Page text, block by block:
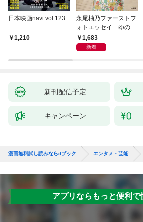
日本映画navi vol.123
1,210
永尾柚乃ファーストフ
ォトエッセイ ゆのも
のがたり
1,683
新着
新刊配信予定
キャンペーン
漫画無料試し読みならdブック エンタメ・芸能
アプリならもっと便利で